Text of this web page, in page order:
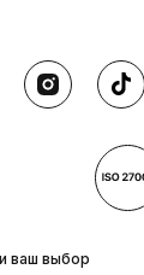
ваш выбор